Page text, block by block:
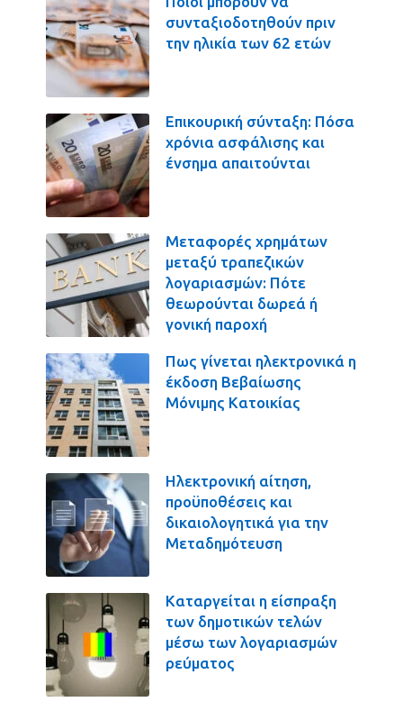
συνταξιοδοτηθούν πριν
την ηλικία των 62 ετών
Επικουρική σύνταξη: Πόσα
χρόνια ασφάλισης και
ένσημα απαιτούνται
Μεταφορές χρημάτων
μεταξύ τραπεζικών
λογαριασμών: Πότε
θεωρούνται δωρεά ή
γονική παροχή
Πως γίνεται ηλεκτρονικά η
έκδοση Βεβαίωσης
Μόνιμης Κατοικίας
Ηλεκτρονική αίτηση,
προϋποθέσεις και
δικαιολογητικά για την
Μεταδημότευση
Καταργείται η είσπραξη
των δημοτικών τελών
μέσω των λογαριασμών
ρεύματος